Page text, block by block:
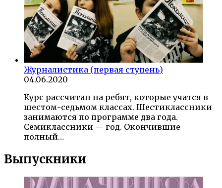
Журналистика (первая ступень)
04.06.2020
Курс рассчитан на ребят, которые учатся в
шестом-седьмом классах. Шестиклассники
занимаются по программе два года.
Семиклассники — год. Окончившие
полный…
Выпускники